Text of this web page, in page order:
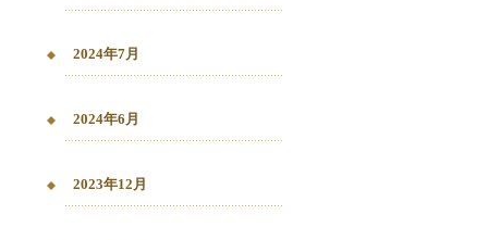
2024年7月
2024年6月
2023年12月